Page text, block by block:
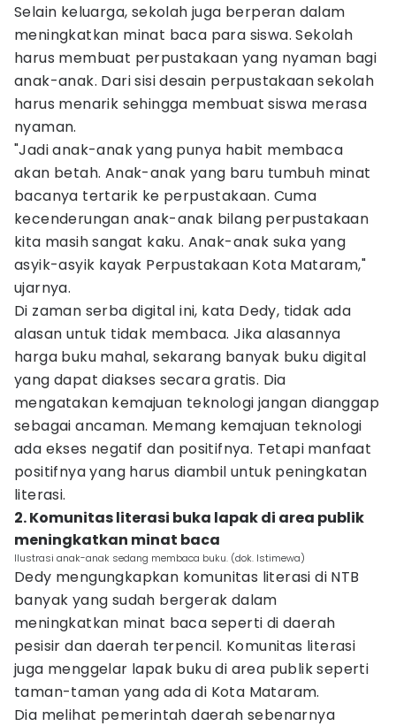
Selain keluarga, sekolah juga berperan dalam
meningkatkan minat baca para siswa. Sekolah
harus membuat perpustakaan yang nyaman bagi
anak-anak. Dari sisi desain perpustakaan sekolah
harus menarik sehingga membuat siswa merasa
nyaman.
"Jadi anak-anak yang punya habit membaca
akan betah. Anak-anak yang baru tumbuh minat
bacanya tertarik ke perpustakaan. Cuma
kecenderungan anak-anak bilang perpustakaan
kita masih sangat kaku. Anak-anak suka yang
asyik-asyik kayak Perpustakaan Kota Mataram,"
ujarnya.
Di zaman serba digital ini, kata Dedy, tidak ada
alasan untuk tidak membaca. Jika alasannya
harga buku mahal, sekarang banyak buku digital
yang dapat diakses secara gratis. Dia
mengatakan kemajuan teknologi jangan dianggap
sebagai ancaman. Memang kemajuan teknologi
ada ekses negatif dan positifnya. Tetapi manfaat
positifnya yang harus diambil untuk peningkatan
literasi.
2. Komunitas literasi buka lapak di area publik
meningkatkan minat baca
Ilustrasi anak-anak sedang membaca buku. (dok. Istimewa)
Dedy mengungkapkan komunitas literasi di NTB
banyak yang sudah bergerak dalam
meningkatkan minat baca seperti di daerah
pesisir dan daerah terpencil. Komunitas literasi
juga menggelar lapak buku di area publik seperti
taman-taman yang ada di Kota Mataram.
Dia melihat pemerintah daerah sebenarnya